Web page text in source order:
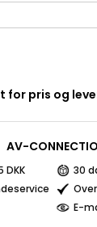
for pris og
AV-
DKK
30
E-